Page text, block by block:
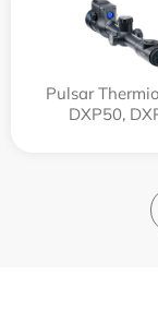
Pulsar
DXP50,